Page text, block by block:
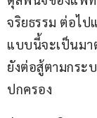
จริยธรรม ต่อไป
แบบนี้จะเป็นม
ยังต่อสู้ตามกระ
ปกครอง